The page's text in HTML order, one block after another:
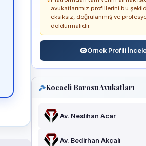
avukatlarımız profillerini bu
eksiksiz, doğrulanmış ve
doldurmalıdır.
Örnek Profili
Kocaeli Barosu Avukatları
Av. Neslihan Acar
Av. Bedirhan Akçalı